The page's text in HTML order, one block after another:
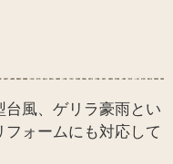
風、ゲリラ豪雨とい
ォームにも対応して